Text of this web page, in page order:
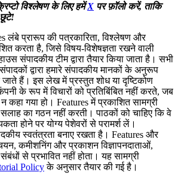
विश्लेषण के लिए हमेंX पर फ़ॉलो करें, ताकि
लंबे प्रारूप की पत्रकारिता, विश्लेषण और
करता है, जिसे विषय-विशेषज्ञता रखने वाली
संपादकीय टीम द्वारा तैयार किया जाता है। सभी
द्वारा हमारे संपादकीय मानकों के अनुरूप
जाते हैं। इस लेख में प्रस्तुत शोध या दृष्टिकोण
के रूप में विचारों को प्रतिबिंबित नहीं करते, जब
गया हो। Features में प्रकाशित सामग्री
सलाह का गठन नहीं करती। पाठकों को चाहिए कि वे
होने पर योग्य पेशेवरों से परामर्श लें।
स्वतंत्रता बनाए रखता है। Features और
कमीशनिंग और प्रकाशन विज्ञापनदाताओं,
संबंधों से प्रभावित नहीं होता। यह सामग्री
Policyके अनुसार तैयार की गई है।